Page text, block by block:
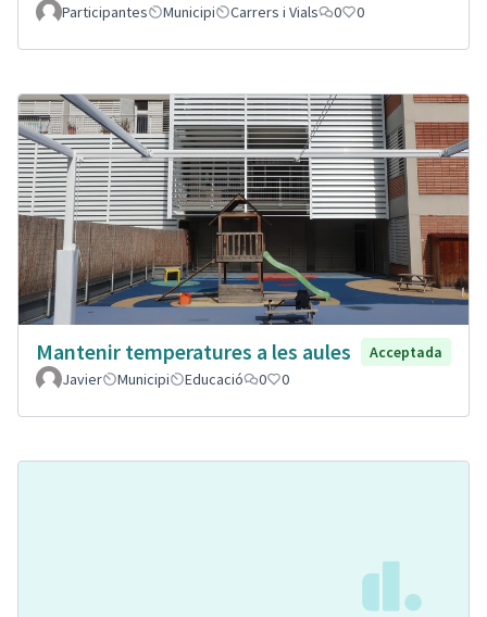
Participantes
Municipi Carrers i Vials 0 0
Mantenir temperatures a les aules
Acceptada
Javier
Municipi Educació 0 0